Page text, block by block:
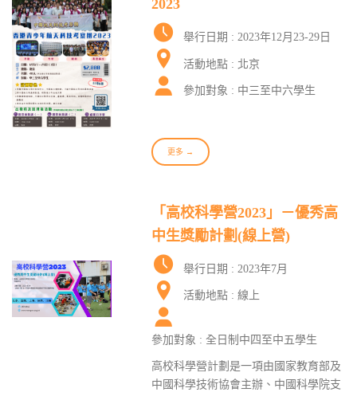
2023
舉行日期 : 2023年12月23-29日
活動地點 : 北京
參加對象 : 中三至中六學生
更多 →
「高校科學營2023」－優秀高
中生獎勵計劃(線上營)
舉行日期 : 2023年7月
活動地點 : 線上
參加對象 : 全日制中四至中五學生
高校科學營計劃是一項由國家教育部及
中國科學技術協會主辦、中國科學院支